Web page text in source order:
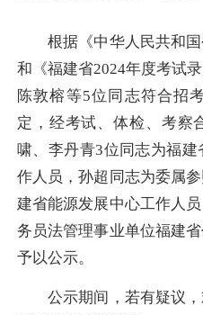
根据《中华人民共和国
和《福建省2024年度考试
陈敦榕等5位同志符合招
定，经考试、体检、考察
啸、李丹青3位同志为福
作人员，孙超同志为委属
建省能源发展中心工作人
务员法管理事业单位福建
予以公示。
公示期间，若有疑议，